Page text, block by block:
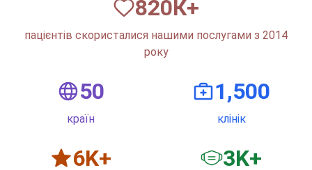
820К+
пацієнтів скористалися нашими послугами з 2014
року
50
країн
1,500
клінік
6K+ 3K+